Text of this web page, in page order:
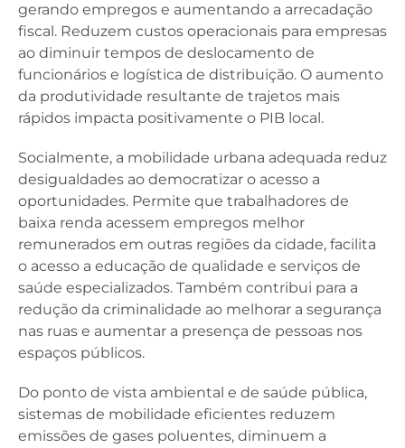
gerando empregos e aumentando a arrecadação
fiscal. Reduzem custos operacionais para empresas
ao diminuir tempos de deslocamento de
funcionários e logística de distribuição. O aumento
da produtividade resultante de trajetos mais
rápidos impacta positivamente o PIB local.
Socialmente, a mobilidade urbana adequada reduz
desigualdades ao democratizar o acesso a
oportunidades. Permite que trabalhadores de
baixa renda acessem empregos melhor
remunerados em outras regiões da cidade, facilita
o acesso a educação de qualidade e serviços de
saúde especializados. Também contribui para a
redução da criminalidade ao melhorar a segurança
nas ruas e aumentar a presença de pessoas nos
espaços públicos.
Do ponto de vista ambiental e de saúde pública,
sistemas de mobilidade eficientes reduzem
emissões de gases poluentes, diminuem a